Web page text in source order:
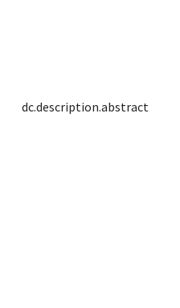
dc.description.abstract